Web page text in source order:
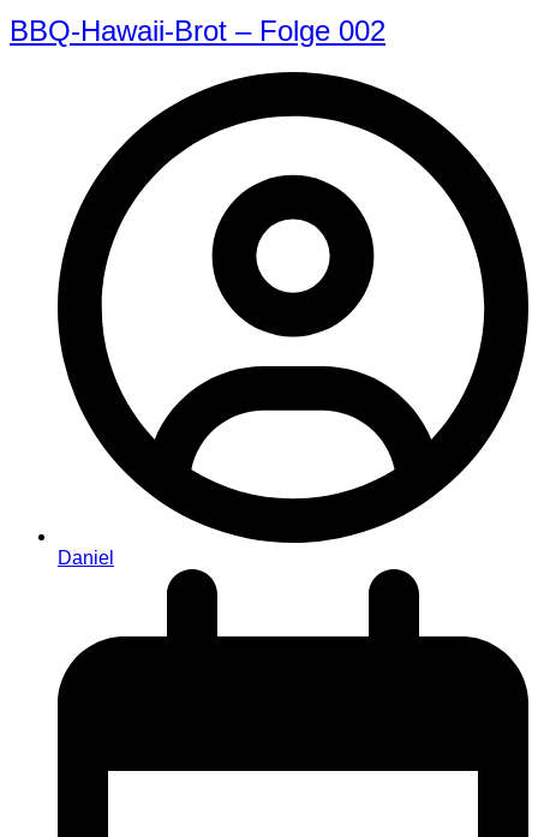
BBQ-Hawaii-Brot – Folge 002
Daniel